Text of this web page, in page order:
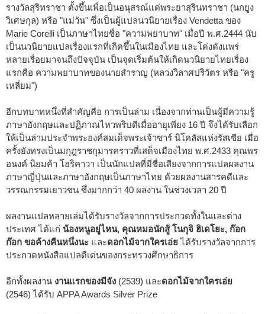
รางวัลสุริทราชา ตั้งขึ้นเพื่อเป็นอนุสรณ์แด่พระยาสุรินทราชา (นกยูง
วิเศษกุล) หรือ "แม่วัน" ซึ่งเป็นผู้แปลนวนิยายเรื่อง Vendetta ของ
Marie Corelli เป็นภาษาไทยชื่อ "ความพยาบาท" เมื่อปี พ.ศ.2444 นับ
เป็นนวนิยายแปลเรื่องแรกที่เกิดขึ้นในเมืองไทย และโด่งดังแพร่
หลายเรื่อยมาจนถึงปัจจุบัน เป็นจุดเริ่มต้นให้เกิดนวนิยายไทยเรื่อง
แรกคือ ความพยาบาทของนายสำราญ (หลวงวิลาศปริวัตร หรือ "ครู
เหลี่ยม")
อีกบทบาทหนึ่งที่สำคัญคือ การเป็นล่าม เนื่องจากท่านเป็นผู้มีความรู้
ภาษาอังกฤษและปฏิภาณไหวพริบดีเมื่ออายุเพียง 16 ปี จึงได้รับเลือก
ให้เป็นล่ามประจำพระองค์สมเด็จพระเจ้าซาร์ นิโคลัสแห่งรัสเซีย เมื่อ
ครั้งยังทรงเป็นมกุฎราชกุมารคราวที่เสด็จเมืองไทย พ.ศ.2433 คุณพร
อนงค์ นิยมค้า โฮริคาวา เป็นนักแปลที่มีชื่อเสียงจากการแปลผลงาน
ภาษาญี่ปุ่นและภาษาอังกฤษเป็นภาษาไทย ด้วยผลงานสารคดีและ
วรรณกรรมเยาวชน ซึ่งมากกว่า 40 ผลงาน ในช่วงเวลา 20 ปี
ผลงานแปลหลายเล่มได้รับรางวัลจากการประกวดทั้งในและต่าง
ประเทศ ได้แก่ น้องหนูอยู่ไหน, คุณหมอนักสู้ โนกุจิ ฮิเดโยะ, ก๊อก
ก๊อก ขอค้างคืนหนึ่งนะ และดอกไม้จากใครเอ่ยได้รับรางวัลจากการ
ประกวดหนังสือแปลดีเด่นของกระทรวงศึกษาธิการ
อีกทั้งผลงาน งานแรกของมีจัง (2539) และดอกไม้จากใครเอ่ย
(2546) ได้รับ APPA Awards Silver Prize